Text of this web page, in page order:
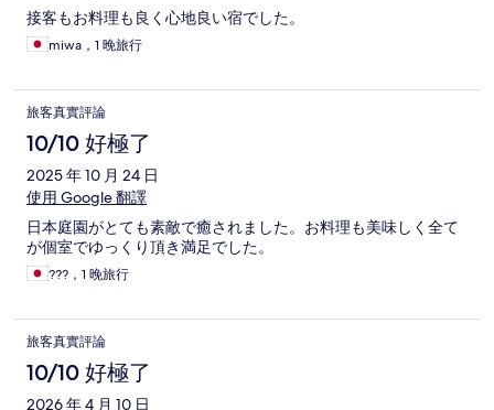
接客もお料理も良く心地良い宿でした。
miwa，1 晚旅行
旅客真實評論
10/10 好極了
2025 年 10 月 24 日
使用 Google 翻譯
日本庭園がとても素敵で癒されました。お料理も美味しく全て
が個室でゆっくり頂き満足でした。
???，1 晚旅行
旅客真實評論
10/10 好極了
2026 年 4 月 10 日